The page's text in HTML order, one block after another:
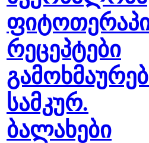
რეცეპტები
სამკურ.
ბალახები